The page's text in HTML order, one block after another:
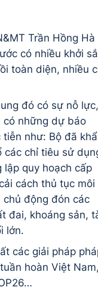
Trần Hồng Hà
có nhiều khởi
toàn diện, nhiều
đó có sự nỗ lực,
có những dự báo
như: Bộ đã
các chỉ tiêu sử
quy hoạch cấp
cách thủ tục môi
động đón các
đai, khoáng sản,
lớn.
các giải pháp
hoàn Việt Nam,